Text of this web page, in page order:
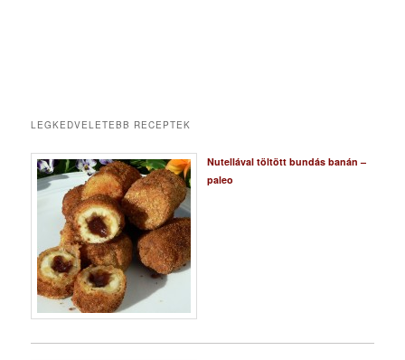
LEGKEDVELETEBB RECEPTEK
Nutellával töltött bundás banán –
paleo